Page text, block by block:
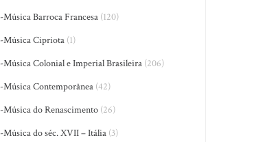
-Música Barroca Francesa (120)
-Música Cipriota (1)
-Música Colonial e Imperial Brasileira (206)
-Música Contemporânea (42)
-Música do Renascimento (26)
-Música do séc. XVII – Itália (3)